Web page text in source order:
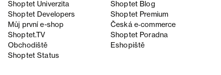
Shoptet Univerzita
Shoptet Blog
Shoptet Developers
Shoptet Premium
Můj první e-shop
Česká e‑commerce
Shoptet.TV
Shoptet Poradna
Obchodiště
Eshopiště
Shoptet Status